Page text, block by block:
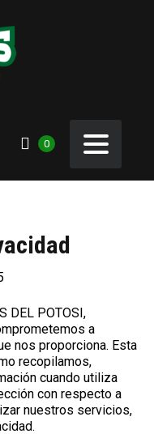
0
DEL POTOSI,
a
nos proporciona. Esta
recopilamos,
cuando utiliza
con respecto a
nuestros servicios,